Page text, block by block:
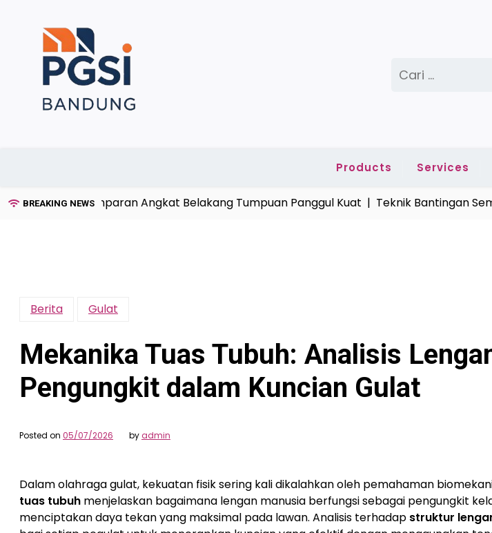
untuk:
Products Services
BREAKING NEWS
Gulat Lemparan Angkat Belakang Tumpuan Panggul Kuat |Teknik Bantingan
Berita Gulat
Mekanika Tuas Tubuh: Analisis
Pengungkit dalam Kuncian Gulat
Posted on 05/07/2026 byadmin
Dalam olahraga gulat, kekuatan fisik sering kali dikalahkan oleh pemahaman
tuas tubuh menjelaskan bagaimana lengan manusia berfungsi sebagai pengungkit
menciptakan daya tekan yang maksimal pada lawan. Analisis terhadap struktur